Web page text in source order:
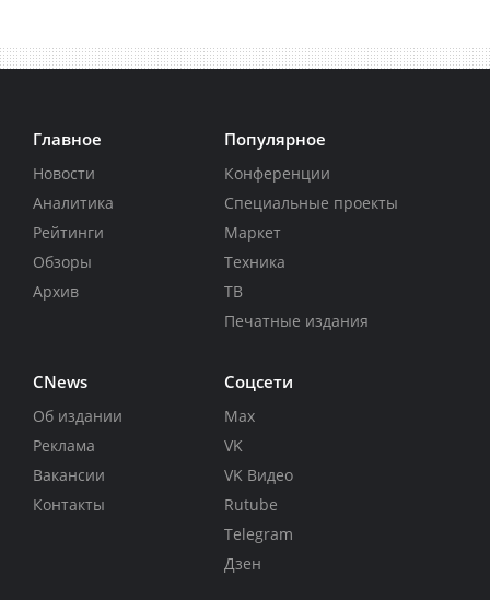
Главное
Новости
Аналитика
Рейтинги
Обзоры
Архив
Популярное
Конференции
Специальные проекты
Маркет
Техника
ТВ
Печатные издания
CNews
Об издании
Реклама
Вакансии
Контакты
Соцсети
Max
VK
VK Видео
Rutube
Telegram
Дзен